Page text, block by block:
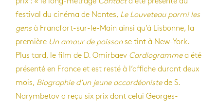
festival du cinéma de Nantes, Le Louveteau parmi les
gens à Francfort-sur-le-Main ainsi qu’à Lisbonne, la
première Un amour de poissonse tint à New-York.
Plus tard, le film de D. Omirbaev Cardiogrammea été
présenté en France et est resté à l’affiche durant deux
mois, Biographie d’un jeune accordéoniste de S.
Narymbetov a reçu six prix dont celui Georges-